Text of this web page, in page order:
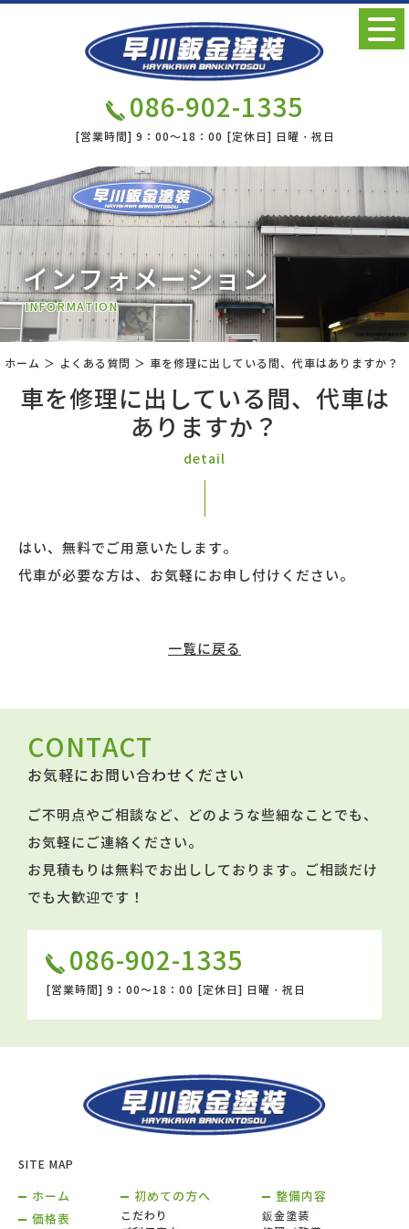
086-902-1335
[営業時間] 9：00～18：00 [定休日] 日曜・祝日
インフォメーション
INFORMATION
ホーム ＞ よくある質問 ＞ 車を修理に出している間、代車はありますか？
車を修理に出している間、代車は
ありますか？
detail
はい、無料でご用意いたします。
代車が必要な方は、お気軽にお申し付けください。
一覧に戻る
CONTACT
お気軽にお問い合わせください
ご不明点やご相談など、どのような些細なことでも、
お気軽にご連絡ください。
お見積もりは無料でお出ししております。ご相談だけ
でも大歓迎です！
086-902-1335
[営業時間] 9：00～18：00 [定休日] 日曜・祝日
SITE MAP
ホーム
価格表
初めての方へ
こだわり
整備内容
鈑金塗装